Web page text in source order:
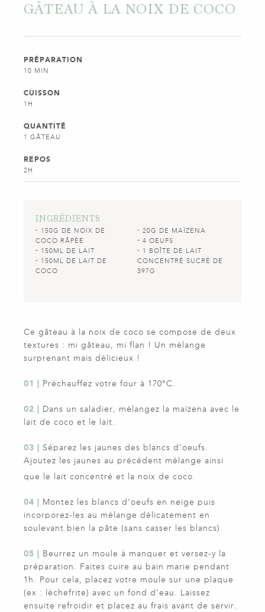
GÂTEAU À LA NOIX DE COCO
PRÉPARATION
10 MIN
CUISSON
1H
QUANTITÉ
1 GÂTEAU
REPOS
2H
INGRÉDIENTS
150G DE NOIX DE
COCO RÂPÉE
150ML DE LAIT
150ML DE LAIT DE
COCO
20G DE MAÏZENA
4 OEUFS
1 BOÎTE DE LAIT
CONCENTRÉ SUCRÉ DE
397G
Ce gâteau à la noix de coco se compose de deux
textures : mi gâteau, mi flan ! Un mélange
surprenant mais délicieux !
01 | Préchauffez votre four à 170°C.
02 | Dans un saladier, mélangez la maïzena avec le
lait de coco et le lait.
03 | Séparez les jaunes des blancs d’oeufs.
Ajoutez les jaunes au précédent mélange ainsi
que le lait concentré et la noix de coco.
04 | Montez les blancs d’oeufs en neige puis
incorporez-les au mélange délicatement en
soulevant bien la pâte (sans casser les blancs).
05 | Beurrez un moule à manquer et versez-y la
préparation. Faites cuire au bain marie pendant
1h. Pour cela, placez votre moule sur une plaque
(ex : lèchefrite) avec un fond d’eau. Laissez
ensuite refroidir et placez au frais avant de servir.